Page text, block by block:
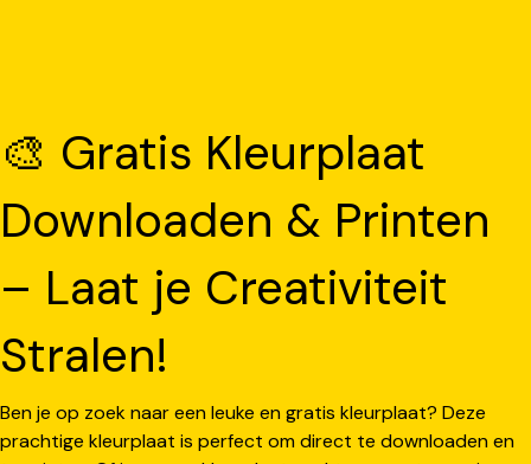
🎨 Gratis Kleurplaat
Downloaden & Printen
– Laat je Creativiteit
Stralen!
Ben je op zoek naar een leuke en gratis kleurplaat? Deze
prachtige kleurplaat is perfect om direct te downloaden en